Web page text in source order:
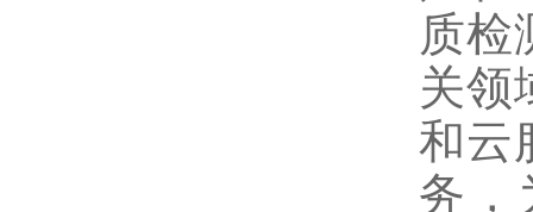
质检
关领
和云
务，